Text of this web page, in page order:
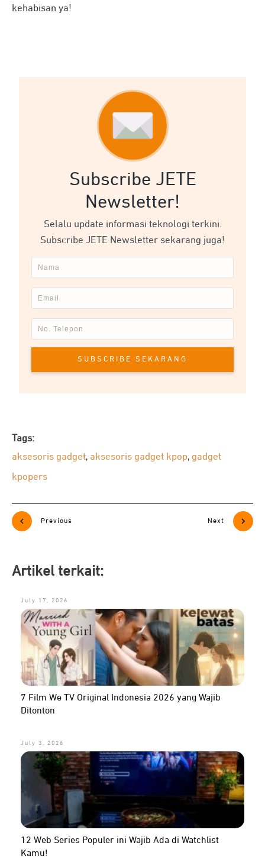
kehabisan ya!
Subscribe JETE
Newsletter!
Selalu update informasi teknologi terkini.
Subscribe JETE Newsletter sekarang juga!
SUBSCRIBE SEKARANG
Tags:
aksesoris gadget, aksesoris gadget kpop, gadget
kpopers
Previous Next
Artikel terkait:
July 17, 2026
7 Film We TV Original Indonesia 2026 yang Wajib
Ditonton
July 3, 2026
12 Web Series Populer ini Wajib Ada di Watchlist
Kamu!